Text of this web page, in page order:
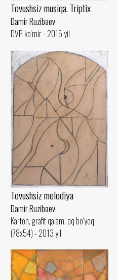
Tovushsiz musiqa. Triptix
Damir Ruzibaev
DVP, ko‘mir - 2015 yil
Tovushsiz melodiya
Damir Ruzibaev
Karton, grafit qalam, oq bo‘yoq
(78x54) - 2013 yil